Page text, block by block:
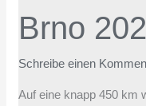
Brno
Schreibe einen
Auf eine knapp 450 km
Brno